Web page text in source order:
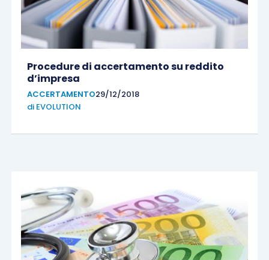
Procedure di accertamento su reddito
d’impresa
ACCERTAMENTO29/12/2018
di EVOLUTION